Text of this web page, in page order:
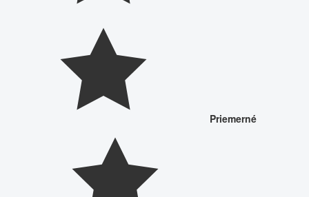
Priemerné